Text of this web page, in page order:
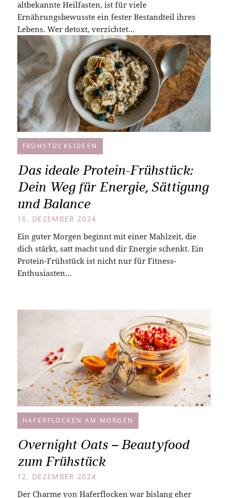
altbekannte Heilfasten, ist für viele
Ernährungsbewusste ein fester Bestandteil ihres
Lebens. Wer detoxt, verzichtet…
FRÜHSTÜCKSIDEEN
Das ideale Protein-Frühstück:
Dein Weg für Energie, Sättigung
und Balance
16. DEZEMBER 2024
Ein guter Morgen beginnt mit einer Mahlzeit, die
dich stärkt, satt macht und dir Energie schenkt. Ein
Protein-Frühstück ist nicht nur für Fitness-
Enthusiasten…
HAFERFLOCKEN AM MORGEN
Overnight Oats – Beautyfood
zum Frühstück
12. DEZEMBER 2024
Der Charme von Haferflocken war bislang eher